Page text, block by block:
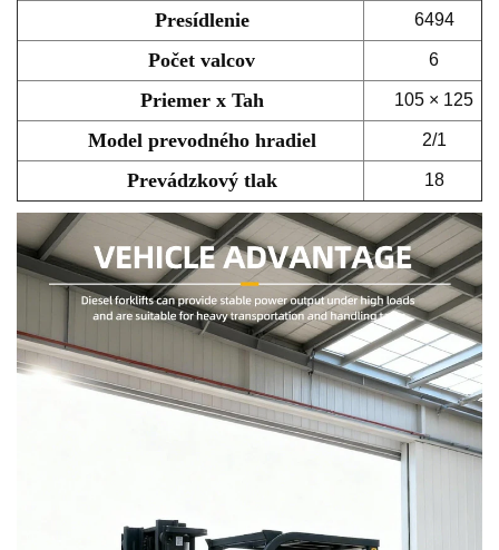
Presídlenie 6494
Počet valcov 6
Priemer x Tah 105 × 125
Model prevodného hradiel 2/1
Prevádzkový tlak 18